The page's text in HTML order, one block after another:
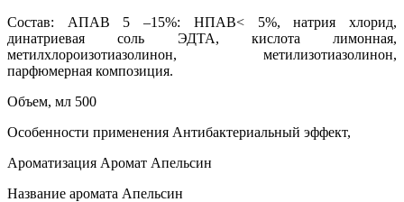
Состав: АПАВ 5 –15%: НПАВ< 5%, натрия хлорид,
динатриевая соль ЭДТА, кислота лимонная,
метилхлороизотиазолинон, метилизотиазолинон,
парфюмерная композиция.
Объем, мл 500
Особенности применения Антибактериальный эффект,
Ароматизация Аромат Апельсин
Название аромата Апельсин